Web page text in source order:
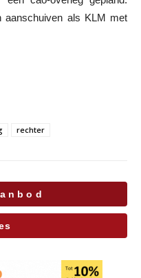
aanschuiven als KLM met
rechter